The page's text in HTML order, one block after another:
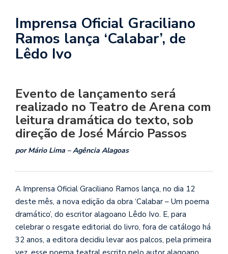
Imprensa Oficial Graciliano
Ramos lança ‘Calabar’, de
Lêdo Ivo
Evento de lançamento será
realizado no Teatro de Arena com
leitura dramática do texto, sob
direção de José Márcio Passos
por Mário Lima – Agência Alagoas
A Imprensa Oficial Graciliano Ramos lança, no dia 12
deste mês, a nova edição da obra ‘Calabar – Um poema
dramático’, do escritor alagoano Lêdo Ivo. E, para
celebrar o resgate editorial do livro, fora de catálogo há
32 anos, a editora decidiu levar aos palcos, pela primeira